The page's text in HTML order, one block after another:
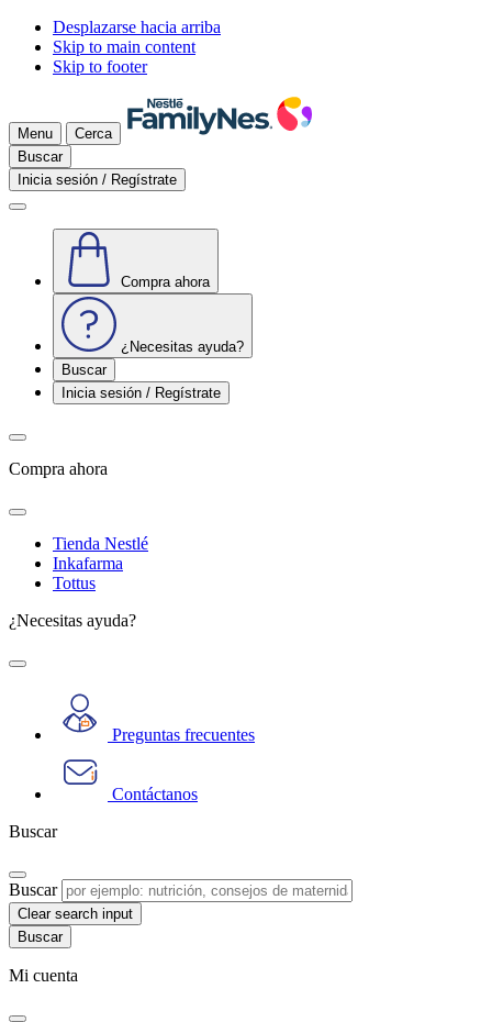
Desplazarse hacia arriba
Skip to main content
Skip to footer
Menu
Cerca
Buscar
Inicia sesión / Regístrate
Compra ahora
¿Necesitas ayuda?
Buscar
Inicia sesión / Regístrate
Compra ahora
Tienda Nestlé
Inkafarma
Tottus
¿Necesitas ayuda?
Preguntas frecuentes
Contáctanos
Buscar
Buscar
Clear search input
Mi cuenta